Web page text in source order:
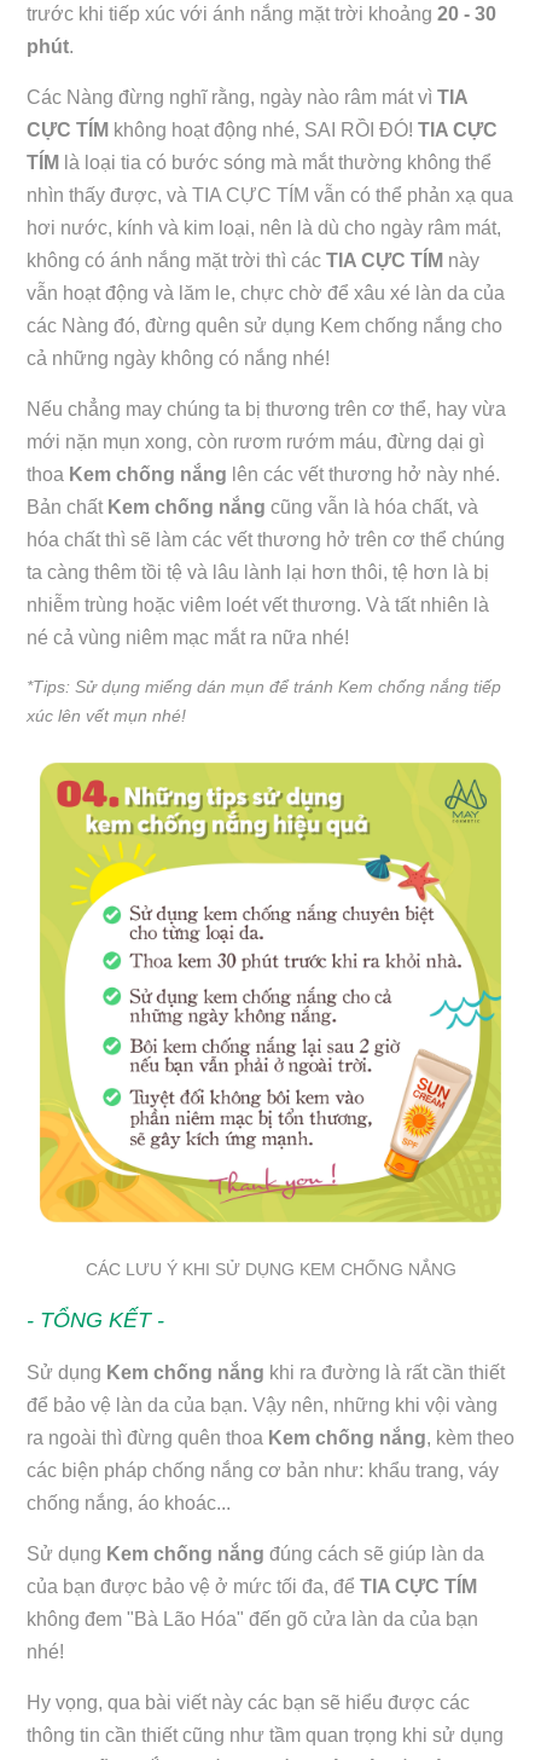
trước khi tiếp xúc với ánh nắng mặt trời khoảng 20 - 30
phút.
Các Nàng đừng nghĩ rằng, ngày nào râm mát vì TIA
CỰC TÍM không hoạt động nhé, SAI RỒI ĐÓ! TIA CỰC
TÍM là loại tia có bước sóng mà mắt thường không thể
nhìn thấy được, và TIA CỰC TÍM vẫn có thể phản xạ qua
hơi nước, kính và kim loại, nên là dù cho ngày râm mát,
không có ánh nắng mặt trời thì các TIA CỰC TÍM này
vẫn hoạt động và lăm le, chực chờ để xâu xé làn da của
các Nàng đó, đừng quên sử dụng Kem chống nắng cho
cả những ngày không có nắng nhé!
Nếu chẳng may chúng ta bị thương trên cơ thể, hay vừa
mới nặn mụn xong, còn rươm rướm máu, đừng dại gì
thoa Kem chống nắng lên các vết thương hở này nhé.
Bản chất Kem chống nắng cũng vẫn là hóa chất, và
hóa chất thì sẽ làm các vết thương hở trên cơ thể chúng
ta càng thêm tồi tệ và lâu lành lại hơn thôi, tệ hơn là bị
nhiễm trùng hoặc viêm loét vết thương. Và tất nhiên là
né cả vùng niêm mạc mắt ra nữa nhé!
*Tips: Sử dụng miếng dán mụn để tránh Kem chống nắng tiếp
xúc lên vết mụn nhé!
CÁC LƯU Ý KHI SỬ DỤNG KEM CHỐNG NẮNG
- TỔNG KẾT -
Sử dụng Kem chống nắng khi ra đường là rất cần thiết
để bảo vệ làn da của bạn. Vậy nên, những khi vội vàng
ra ngoài thì đừng quên thoa Kem chống nắng, kèm theo
các biện pháp chống nắng cơ bản như: khẩu trang, váy
chống nắng, áo khoác...
Sử dụng Kem chống nắng đúng cách sẽ giúp làn da
của bạn được bảo vệ ở mức tối đa, để TIA CỰC TÍM
không đem "Bà Lão Hóa" đến gõ cửa làn da của bạn
nhé!
Hy vọng, qua bài viết này các bạn sẽ hiểu được các
thông tin cần thiết cũng như tầm quan trọng khi sử dụng